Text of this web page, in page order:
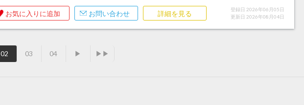
お気に入りに追加 お問い合わせ 詳細を見る
登録日 2026年06月05日
更新日 2026年08月04日
02 03 04 ▶ ▶▶